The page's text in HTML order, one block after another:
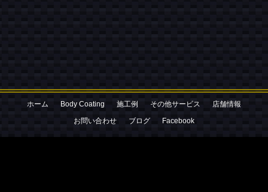
お気軽にお電話ください
080-3052-2427
お問い合わせはこちら
ホーム Body Coating 施工例 その他サービス
店舗情報
お問い合わせ
ブログ Facebook